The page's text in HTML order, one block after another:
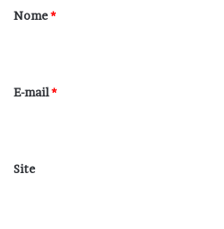
r
*
Nome*
E-mail*
Site